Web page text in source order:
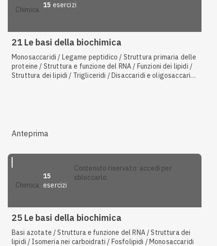
chimica
15 esercizi
21 Le basi della biochimica
Monosaccaridi / Legame peptidico / Struttura primaria delle
proteine / Struttura e funzione del RNA / Funzioni dei lipidi /
Struttura dei lipidi / Trigliceridi / Disaccaridi e oligosaccaridi
Anteprima
chimica
15
esercizi
contenuto riservato: accedi per
sbloccarlo.
25 Le basi della biochimica
Basi azotate / Struttura e funzione del RNA / Struttura dei
lipidi / Isomeria nei carboidrati / Fosfolipidi / Monosaccaridi